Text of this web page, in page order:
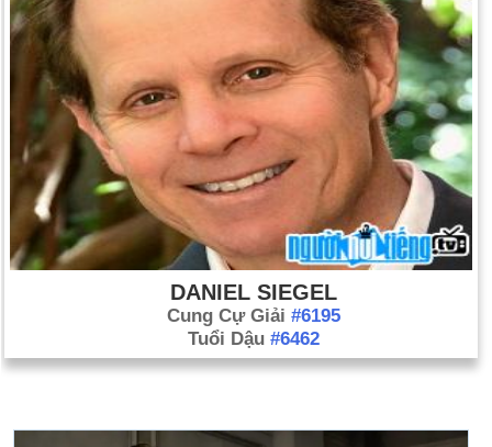
DANIEL SIEGEL
Cung Cự Giải #6195
Tuổi Dậu #6462